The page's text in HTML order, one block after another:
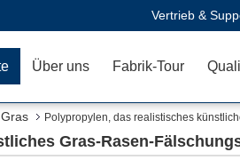
Vertrieb &
Über uns Fabrik-Tour
Polypropylen, das realistisches
Gras-Rasen-